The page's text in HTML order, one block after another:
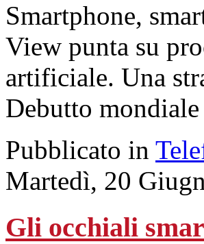
Smartphone,
View punta su
artificiale. Una
Debutto
Pubblicato in
Martedì, 20
Gli occhiali